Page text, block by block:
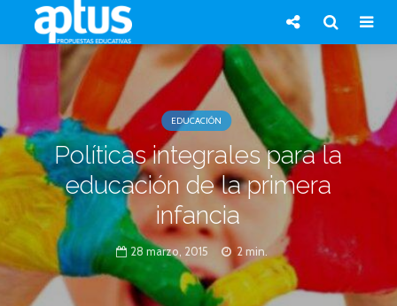
EDUCACIÓN
Políticas integrales para la
educación de la primera
infancia
28 marzo, 2015 2 min.